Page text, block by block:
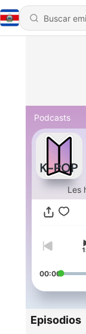
Podcasts
Les
00:00
Episodios